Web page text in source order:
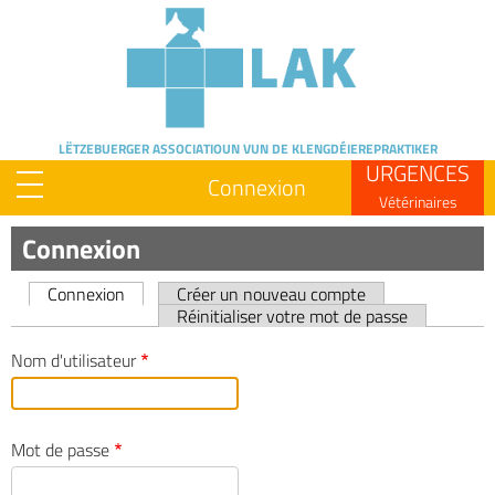
LËTZEBUERGER ASSOCIATIOUNVUN DE KLENGDÉIEREPRAKTIKER
URGENCES
Vétérinaires
Connexion
Connexion
Primary
tabs
Connexion
Créer un nouveau compte
Réinitialiser votre mot de passe
Nom d'utilisateur
Mot de passe